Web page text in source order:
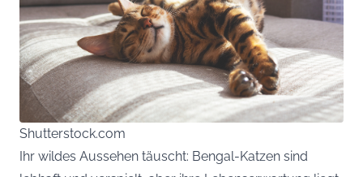
Shutterstock.com
Ihr wildes Aussehen täuscht: Bengal-Katzen sind